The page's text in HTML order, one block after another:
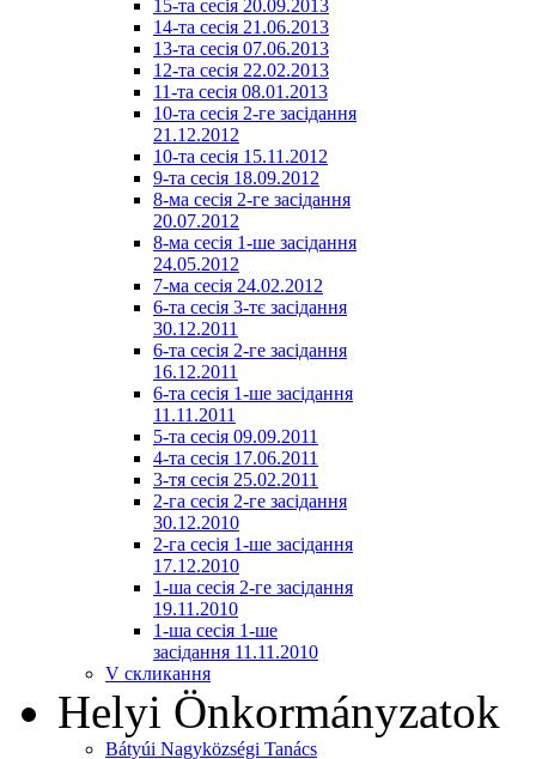
15-та сесія 20.09.2013
14-та сесія 21.06.2013
13-та сесія 07.06.2013
12-та сесія 22.02.2013
11-та сесія 08.01.2013
10-та сесія 2-ге засідання
21.12.2012
10-та сесія 15.11.2012
9-та сесія 18.09.2012
8-ма сесія 2-ге засідання
20.07.2012
8-ма сесія 1-ше засідання
24.05.2012
7-ма сесія 24.02.2012
6-та сесія 3-тє засідання
30.12.2011
6-та сесія 2-ге засідання
16.12.2011
6-та сесія 1-ше засідання
11.11.2011
5-та сесія 09.09.2011
4-та сесія 17.06.2011
3-тя сесія 25.02.2011
2-га сесія 2-ге засідання
30.12.2010
2-га сесія 1-ше засідання
17.12.2010
1-ша сесія 2-ге засідання
19.11.2010
1-ша сесія 1-ше
засідання 11.11.2010
V скликання
Helyi Önkormányzatok
Bátyúi Nagyközségi Tanács